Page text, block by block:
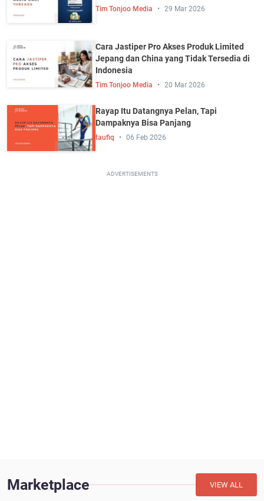
Tim Tonjoo Media 29 Mar 2026
Cara Jastiper Pro Akses Produk Limited
Jepang dan China yang Tidak Tersedia di
Indonesia
Tim Tonjoo Media 20 Mar 2026
Rayap Itu Datangnya Pelan, Tapi
Dampaknya Bisa Panjang
taufiq 06 Feb 2026
ADVERTISEMENTS
Marketplace VIEW ALL